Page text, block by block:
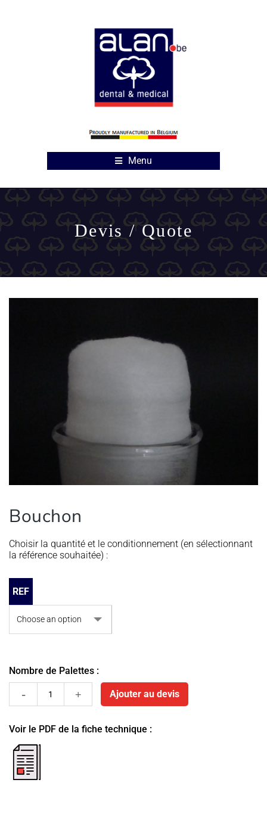
Menu
Devis / Quote
Bouchon
Choisir la quantité et le conditionnement (en sélectionnant
la référence souhaitée) :
REF
Nombre de Palettes :
Bouchon Ajouter au devis
Voir le PDF de la fiche technique :
fiche
pdf